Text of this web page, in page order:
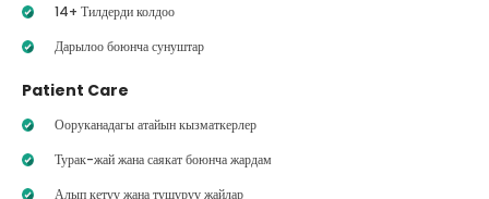
14+ Тилдерди колдоо
Дарылоо боюнча сунуштар
Patient Care
Ооруканадагы атайын кызматкерлер
Турак-жай жана саякат боюнча жардам
Алып кетүү жана түшүрүү жайлар